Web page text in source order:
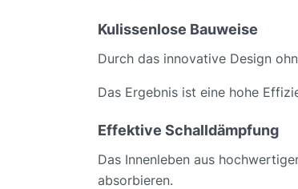
Kulissenlose Bauweise
Durch das innovative Design
Das Ergebnis ist eine hohe
Effektive Schalldämpfung
Das Innenleben aus
absorbieren.